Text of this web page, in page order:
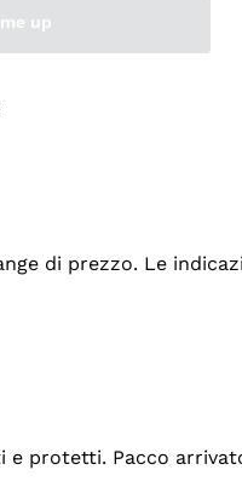
di prezzo. Le
protetti. Pacco
up